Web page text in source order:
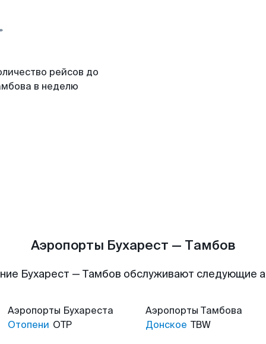
рейсов до
в неделю
Аэропорты Бухарест — Тамбов
Бухарест — Тамбов обслуживают следующие
Аэропорты Бухареста
Отопени OTP
Аэропорты Тамбова
Донское TBW